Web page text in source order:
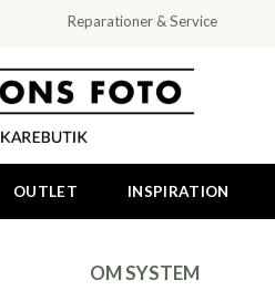
Reparationer & Service
OUTLET INSPIRATION
OM SYSTEM